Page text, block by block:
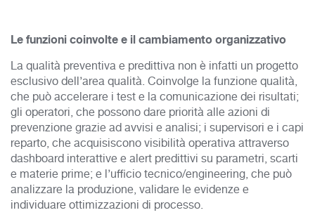
Le funzioni coinvolte e il cambiamento organizzativo
La qualità preventiva e predittiva non è infatti un progetto
esclusivo dell’area qualità. Coinvolge la funzione qualità,
che può accelerare i test e la comunicazione dei risultati;
gli operatori, che possono dare priorità alle azioni di
prevenzione grazie ad avvisi e analisi; i supervisori e i capi
reparto, che acquisiscono visibilità operativa attraverso
dashboard interattive e alert predittivi su parametri, scarti
e materie prime; e l’ufficio tecnico/engineering, che può
analizzare la produzione, validare le evidenze e
individuare ottimizzazioni di processo.